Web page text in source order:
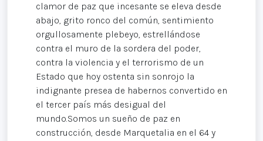
clamor de paz que incesante se eleva desde
abajo, grito ronco del común, sentimiento
orgullosamente plebeyo, estrellándose
contra el muro de la sordera del poder,
contra la violencia y el terrorismo de un
Estado que hoy ostenta sin sonrojo la
indignante presea de habernos convertido en
el tercer país más desigual del
mundo.Somos un sueño de paz en
construcción, desde Marquetalia en el 64 y